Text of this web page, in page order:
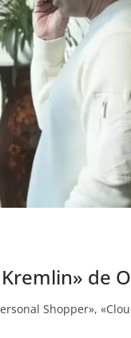
de
Shopper»,